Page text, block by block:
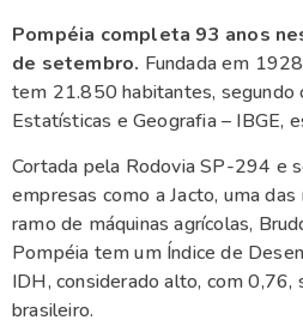
Pompéia completa 93 anos
de setembro. Fundada em
tem 21.850 habitantes, segundo
Estatísticas e Geografia – IBGE,
Cortada pela Rodovia SP-294 e
empresas como a Jacto, uma
ramo de máquinas agrícolas,
Pompéia tem um Índice de
IDH, considerado alto, com 0,76,
brasileiro.